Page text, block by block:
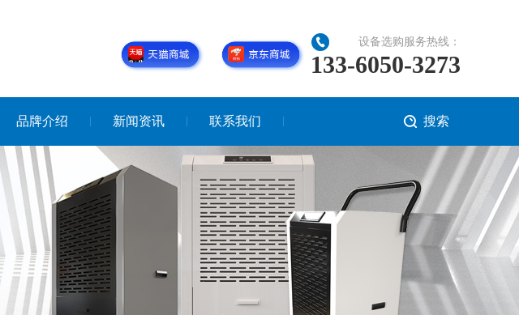
搜索
设备选购服务热线：
133-6050-3273
品牌介绍 新闻资讯 联系我们